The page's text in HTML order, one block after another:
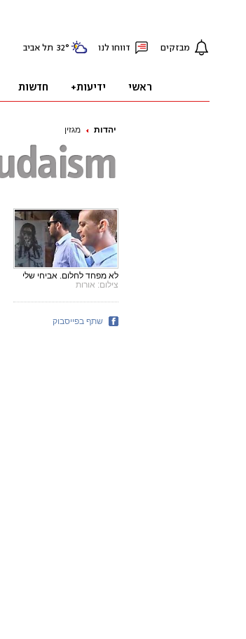
יהדות מגזין
לא מפחד לחלום. אביחי שלי
צילום: אורות
שתף בפייסבוק